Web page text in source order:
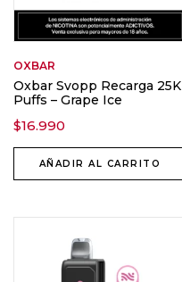
OXBAR
Oxbar Svopp Recarga 25K
Puffs – Grape Ice
$16.990
AÑADIR AL CARRITO